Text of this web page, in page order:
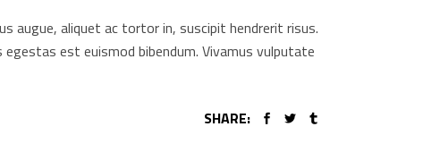
augue, aliquet ac tortor in, suscipit hendrerit risus.
est euismod bibendum. Vivamus vulputate
SHARE: